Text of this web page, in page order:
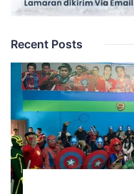
Recent Posts